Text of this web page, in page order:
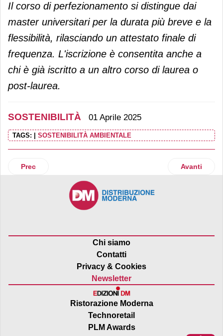
Il corso di perfezionamento si distingue dai
master universitari per la durata più breve e la
flessibilità, rilasciando un attestato finale di
frequenza. L'iscrizione è consentita anche a
chi è già iscritto a un altro corso di laurea o
post-laurea.
SOSTENIBILITÀ 01 Aprile 2025
TAGS: SOSTENIBILITÀ AMBIENTALE
Articolo precedente: Risparmio Casa sostiene la
Prec Articolo
Avanti
Chi siamo
Contatti
Privacy & Cookies
Newsletter
Ristorazione Moderna
Technoretail
PLM Awards